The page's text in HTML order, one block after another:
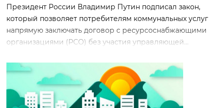
Президент России Владимир Путин подписал закон,
который позволяет потребителям коммунальных услуг
напрямую заключать договор с ресурсоснабжающими
организациями (РСО) без участия управляющей...